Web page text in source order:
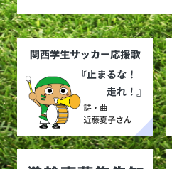
度
度
2022年
2023年
度
2026年
度